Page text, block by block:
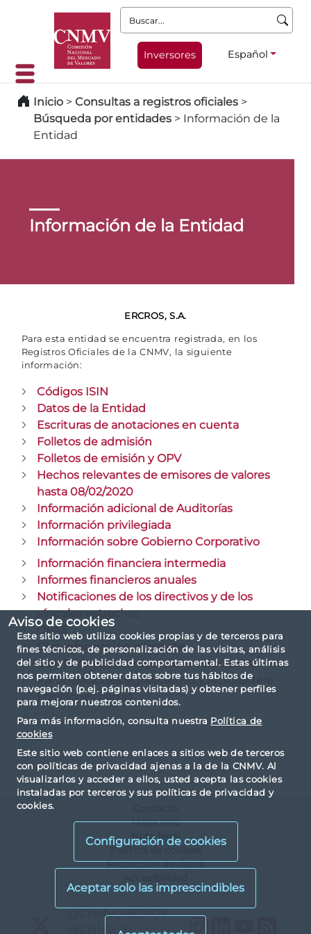
Aviso de cookies
Este sitio web utiliza cookies propias y de terceros para
fines técnicos, de personalización de las visitas, análisis
del sitio y de publicidad comportamental. Estas últimas
nos permiten obtener datos sobre tus hábitos de
navegación (p.ej. páginas visitadas) y obtener perfiles
para mejorar nuestros contenidos.
Para más información, consulta nuestra Política de
cookies
Este sitio web contiene enlaces a sitios web de terceros
con políticas de privacidad ajenas a la de la CNMV. Al
visualizarlos y acceder a ellos, usted acepta las cookies
instaladas por terceros y sus políticas de privacidad y
cookies.
Configuración de cookies
Buscar:
Inversores Español
Inicio > Consultas a registros oficiales >
Búsqueda por entidades > Información de la
Entidad
Información de la Entidad
ERCROS, S.A.
Para esta entidad se encuentra registrada, en los
Registros Oficiales de la CNMV, la siguiente
información:
Códigos ISIN
Datos de la Entidad
Escrituras de anotaciones en cuenta
Folletos de admisión
Folletos de emisión y OPV
Hechos relevantes de emisores de valores
hasta 08/02/2020
Información adicional de Auditorías
Información privilegiada
Información sobre Gobierno Corporativo
Información financiera intermedia
Informes financieros anuales
Notificaciones de los directivos y de los
vínculos estrechos
OPAS
Otra información relevante
Otra información regulada y corporativa
Participaciones significativas y Autocartera
Posiciones cortas
Mapa web
Nota legal
Política de cookies
Protección de datos
X@CNMV_MEDIOS
@CNMV_IP